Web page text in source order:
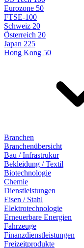
Eurozone 50
FTSE-100
Schweiz 20
Österreich 20
Japan 225
Hong Kong 50
Branchen
Branchenübersicht
Bau / Infrastrukur
Bekleidung / Textil
Biotechnologie
Chemie
Dienstleistungen
Eisen / Stahl
Elektrotechnologie
Erneuerbare Energien
Fahrzeuge
Finanzdienstleistungen
Freizeitprodukte